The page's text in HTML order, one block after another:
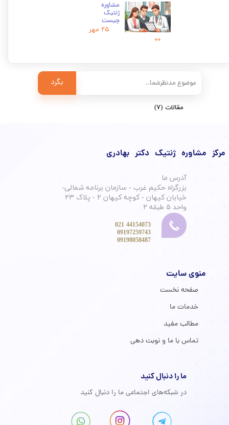
مشاوره
ژنتیک
چیست
۲۵ مهر
۰۰
بگرد
مقالات (۷)
مرکز مشاوره ژنتیک دکتر بهادری
آدرس ما
بزرگراه حکیم غرب - سازمان برنامه شمالی-
خیابان کیهان - کوچه کیهان ۲ - پلاک ۲۳
واحد ۵ طبقه ۲
منوی سایت
صفحه نخست
خدمات ما
مطالب مفید
تماس با ما و نوبت دهی
در شبکه‌های اجتماعی ما را دنبال کنید
ما را دنبال کنید